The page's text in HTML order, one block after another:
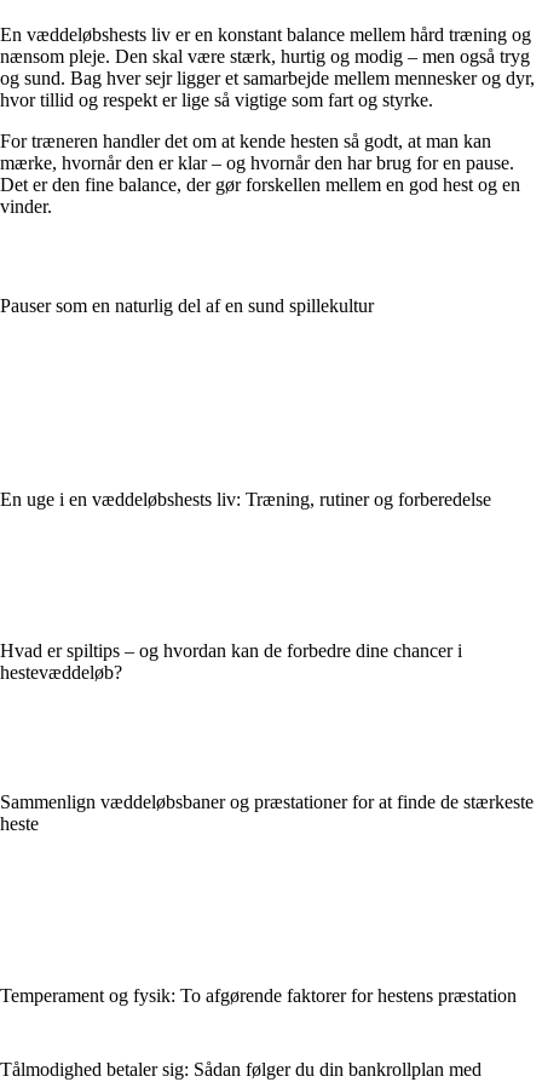
En væddeløbshests liv er en konstant balance mellem hård træning og
nænsom pleje. Den skal være stærk, hurtig og modig – men også tryg
og sund. Bag hver sejr ligger et samarbejde mellem mennesker og dyr,
hvor tillid og respekt er lige så vigtige som fart og styrke.
For træneren handler det om at kende hesten så godt, at man kan
mærke, hvornår den er klar – og hvornår den har brug for en pause.
Det er den fine balance, der gør forskellen mellem en god hest og en
vinder.
Pauser som en naturlig del af en sund spillekultur
En uge i en væddeløbshests liv: Træning, rutiner og forberedelse
Hvad er spiltips – og hvordan kan de forbedre dine chancer i
hestevæddeløb?
Sammenlign væddeløbsbaner og præstationer for at finde de stærkeste
heste
Temperament og fysik: To afgørende faktorer for hestens præstation
Tålmodighed betaler sig: Sådan følger du din bankrollplan med